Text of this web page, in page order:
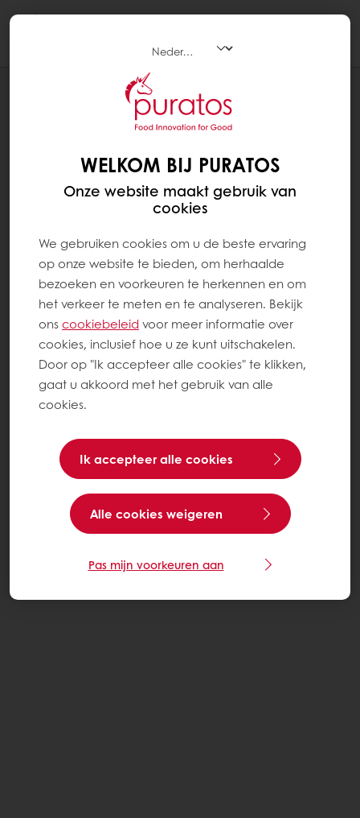
RECEPTEN
PRALINÉ PISTACHE
WELKOM BIJ PURATOS
Onze website maakt gebruik van
cookies
We gebruiken cookies om u de beste ervaring
op onze website te bieden, om herhaalde
bezoeken en voorkeuren te herkennen en om
het verkeer te meten en te analyseren. Bekijk
ons ​​cookiebeleid voor meer informatie over
cookies, inclusief hoe u ze kunt uitschakelen.
Door op "Ik accepteer alle cookies" te klikken,
gaat u akkoord met het gebruik van alle
cookies.
Ik accepteer alle cookies
Alle cookies weigeren
Pas mijn voorkeuren aan